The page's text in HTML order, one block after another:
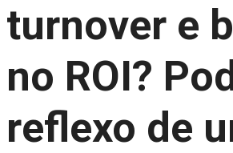
turnover e
no ROI?
reflexo de